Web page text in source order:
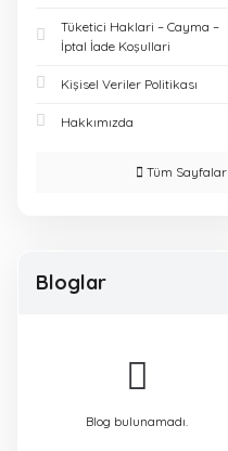
Tüketici Haklari – Cayma –
İptal İade Koşullari
Kişisel Veriler Politikası
Hakkımızda
Tüm Sayfalar
Bloglar
Blog bulunamadı.